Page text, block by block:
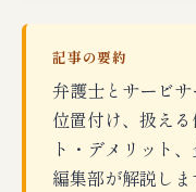
記事の要約
弁護士とサービ
位置付け、扱え
ト・デメリット
編集部が解説しま